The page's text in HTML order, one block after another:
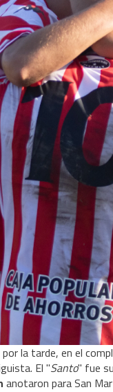
la tarde, en el
El "Santo" fue
anotaron para San